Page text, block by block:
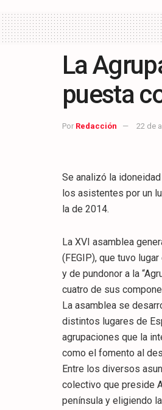
La
puesta
Por Redacción 22 de
Se analizó la
los asistentes por un
la de 2014.
La XVI asamblea
(FEGIP), que tuvo
y de pundonor a la
cuatro de sus
La asamblea se
distintos lugares de
agrupaciones que la
como el fomento al
Entre los diversos
colectivo que preside
península y eligiendo